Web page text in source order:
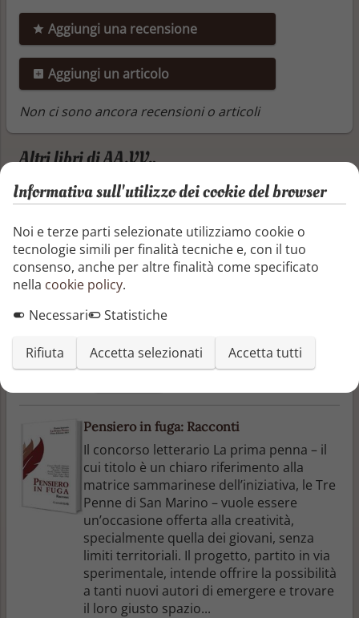
Aggiungi una recensione
Aggiungi un articolo
Non ci sono ancora recensioni o articoli
Altri libri di AA.VV.,
Viaggiatori del Seicento
Francesco Carletti, Carlo Ranzo, Michele
Bianchi, Dionigi Carli, Antonio Murchio ed
Ercole Zani sono solo alcuni dei narratori
di viaggio proposti in questa raccolta che
Utet oggi ripropone in una edizione
digitale di pregio, corredata da un
modalità ipertestuale.
Pensiero in fuga: Racconti
Il concorso letterario La prima penna – il
cui titolo è un chiaro riferimento alla
matrice sammarinese dell’iniziativa, le Tre
Penne di San Marino – vuole essere
un’occasione offerta alla creatività,
specialmente quella dei giovani, senza
limiti territoriali. Il progetto, partito in via
sperimentale, intende offrire la possibilità
a tanti nuovi autori di emergere e trovare
il loro giusto spazio...
Informativa sull'utilizzo dei cookie del browser
Noi e terze parti selezionate utilizziamo cookie o
tecnologie simili per finalità tecniche e, con il tuo
consenso, anche per altre finalità come specificato
nella cookie policy.
Necessari
Statistiche
Rifiuta Accetta selezionati Accetta tutti